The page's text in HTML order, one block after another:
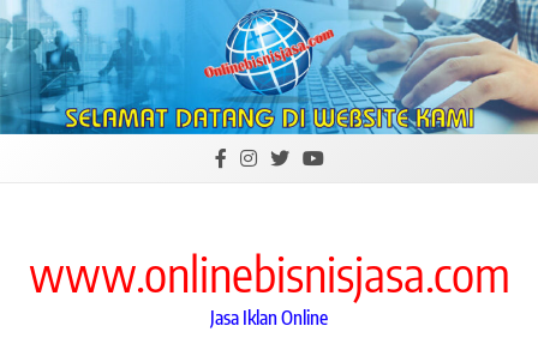
Skip
to
content
www.onlinebisnisjasa.com
Jasa Iklan Online